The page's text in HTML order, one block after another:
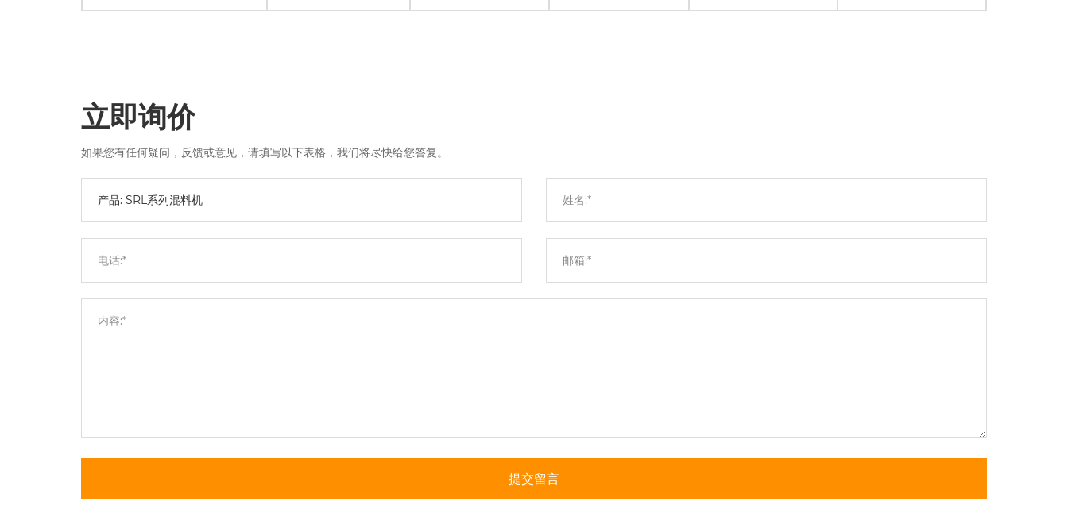
立即询价
如果您有任何疑问，反馈或意见，请填写以下表格，我们将尽快给您答复。
提交留言